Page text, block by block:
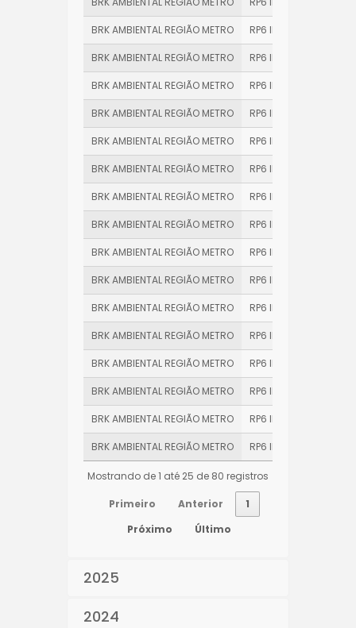
BRK AMBIENTAL REGIÃO METRO RP6 INDIVIDUAL
BRK AMBIENTAL REGIÃO METRO RP6 INDIVIDUAL
BRK AMBIENTAL REGIÃO METRO RP6 INDIVIDUAL
BRK AMBIENTAL REGIÃO METRO RP6 INDIVIDUAL
BRK AMBIENTAL REGIÃO METRO RP6 INDIVIDUAL
BRK AMBIENTAL REGIÃO METRO RP6 INDIVIDUAL
BRK AMBIENTAL REGIÃO METRO RP6 INDIVIDUAL
BRK AMBIENTAL REGIÃO METRO RP6 INDIVIDUAL
BRK AMBIENTAL REGIÃO METRO RP6 INDIVIDUAL
BRK AMBIENTAL REGIÃO METRO RP6 INDIVIDUAL
BRK AMBIENTAL REGIÃO METRO RP6 INDIVIDUAL
BRK AMBIENTAL REGIÃO METRO RP6 INDIVIDUAL
BRK AMBIENTAL REGIÃO METRO RP6 INDIVIDUAL
BRK AMBIENTAL REGIÃO METRO RP6 INDIVIDUAL
BRK AMBIENTAL REGIÃO METRO RP6 INDIVIDUAL
BRK AMBIENTAL REGIÃO METRO RP6 INDIVIDUAL
Mostrando de 1 até 25 de 80 registros
Primeiro Anterior
1
Próximo
Último
2025
2024